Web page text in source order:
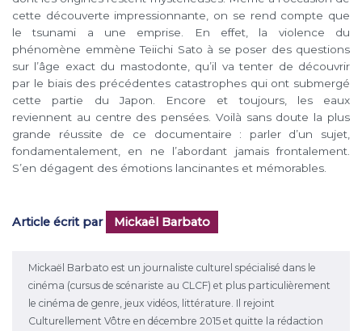
cette découverte impressionnante, on se rend compte que
le tsunami a une emprise. En effet, la violence du
phénomène emmène Teiichi Sato à se poser des questions
sur l’âge exact du mastodonte, qu’il va tenter de découvrir
par le biais des précédentes catastrophes qui ont submergé
cette partie du Japon. Encore et toujours, les eaux
reviennent au centre des pensées. Voilà sans doute la plus
grande réussite de ce documentaire : parler d’un sujet,
fondamentalement, en ne l’abordant jamais frontalement.
S’en dégagent des émotions lancinantes et mémorables.
Article écrit par Mickaël Barbato
Mickaël Barbato est un journaliste culturel spécialisé dans le
cinéma (cursus de scénariste au CLCF) et plus particulièrement
le cinéma de genre, jeux vidéos, littérature. Il rejoint
Culturellement Vôtre en décembre 2015 et quitte la rédaction